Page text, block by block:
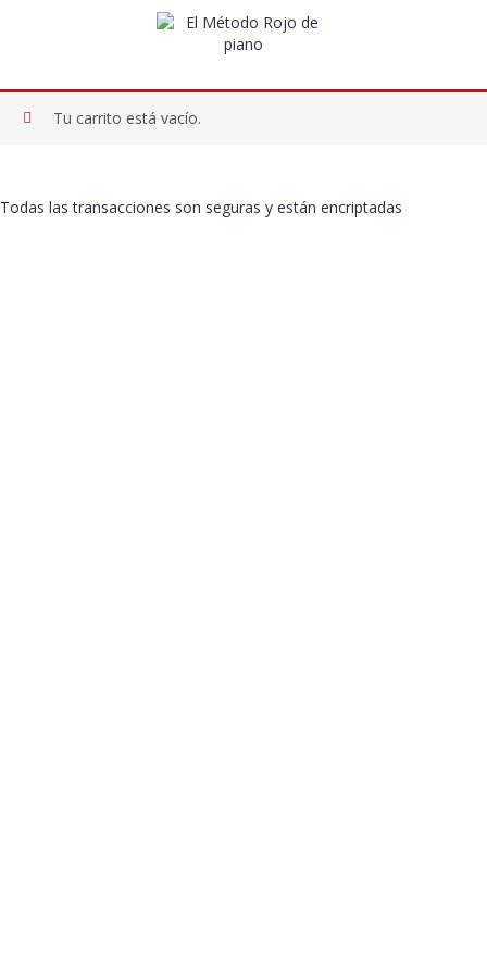
Tu carrito está vacío.
Todas las transacciones son seguras y están encriptadas